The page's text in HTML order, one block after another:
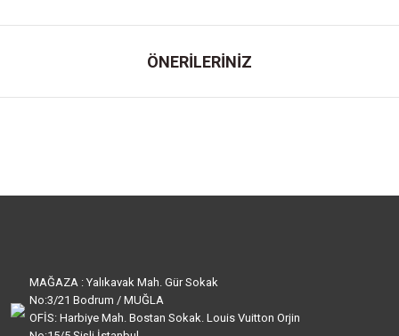
ÖNERİLERİNİZ
MAĞAZA : Yalıkavak Mah. Gür Sokak
No:3/21 Bodrum / MUĞLA
OFİS: Harbiye Mah. Bostan Sokak. Louis Vuitton Orjin